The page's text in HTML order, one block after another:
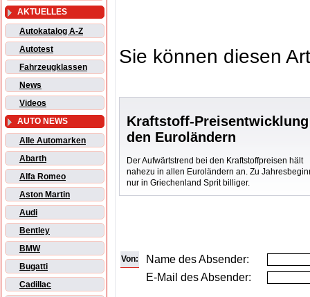
AKTUELLES
Autokatalog A-Z
Autotest
Fahrzeugklassen
News
Videos
AUTO NEWS
Alle Automarken
Abarth
Alfa Romeo
Aston Martin
Audi
Bentley
BMW
Bugatti
Cadillac
Sie können diesen
Kraftstoff-
den Euroländern
Der Aufwärtstrend bei den Kraftstoffpreisen hält
nahezu in allen Euroländern an. Zu
nur in Griechenland Sprit billiger.
Von:
Name des Absender:
E-Mail des Absender: